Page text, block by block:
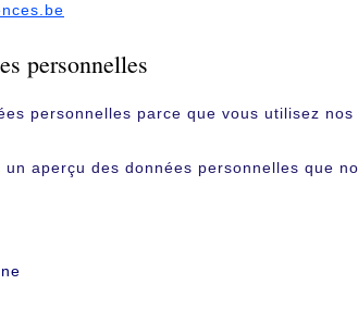
personnelles
personnelles parce que vous utilisez
aperçu des données personnelles que